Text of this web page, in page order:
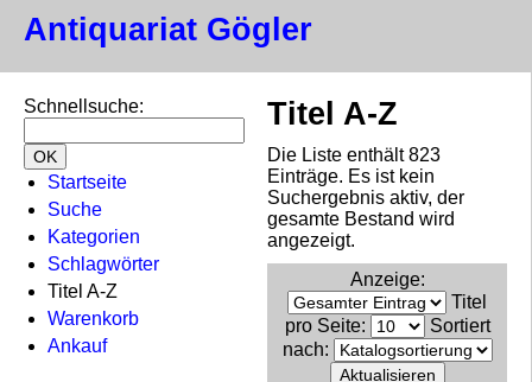
Antiquariat Gögler
Schnellsuche:
Startseite
Suche
Kategorien
Schlagwörter
Titel A-Z
Warenkorb
Ankauf
Titel A-Z
Die Liste enthält 823
Einträge. Es ist kein
Suchergebnis aktiv, der
gesamte Bestand wird
angezeigt.
Anzeige:
Titel
pro Seite:
Sortiert
nach: